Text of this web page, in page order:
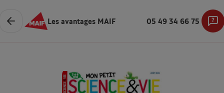
Les avantages MAIF 05 49 34 66 75